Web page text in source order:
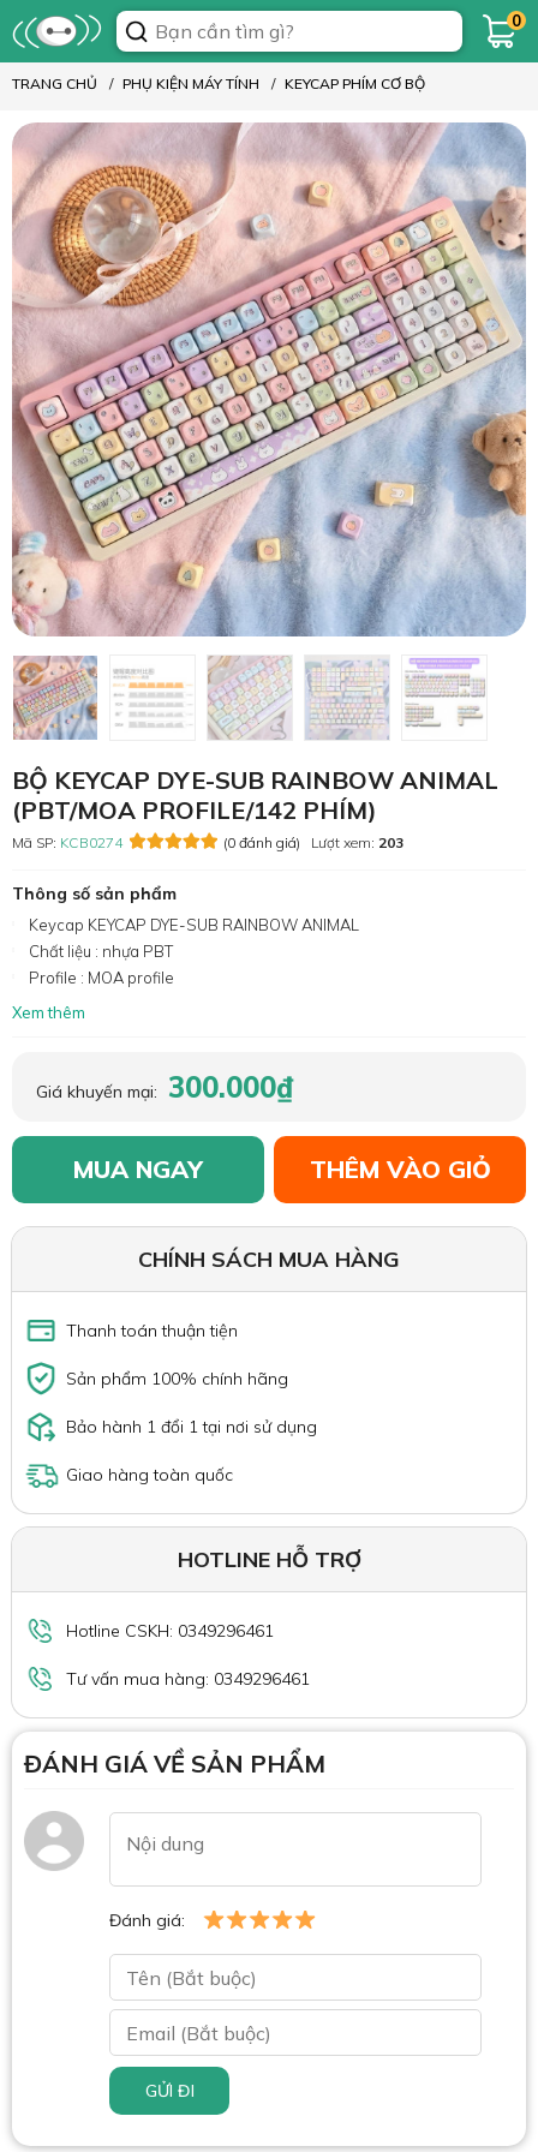
0
TRANG CHỦ PHỤ KIỆN MÁY TÍNH KEYCAP PHÍM CƠ BỘ
BỘ KEYCAP DYE-SUB RAINBOW ANIMAL
(PBT/MOA PROFILE/142 PHÍM)
Mã SP: KCB0274 (0 đánh giá) Lượt xem: 203
Thông số sản phẩm
Keycap KEYCAP DYE-SUB RAINBOW ANIMAL
Chất liệu : nhựa PBT
Profile : MOA profile
Xem thêm
Giá khuyến mại: 300.000₫
MUA NGAY THÊM VÀO GIỎ
CHÍNH SÁCH MUA HÀNG
Thanh toán thuận tiện
Sản phẩm 100% chính hãng
Bảo hành 1 đổi 1 tại nơi sử dụng
Giao hàng toàn quốc
HOTLINE HỖ TRỢ
Hotline CSKH: 0349296461
Tư vấn mua hàng: 0349296461
ĐÁNH GIÁ VỀ SẢN PHẨM
Đánh giá:
GỬI ĐI